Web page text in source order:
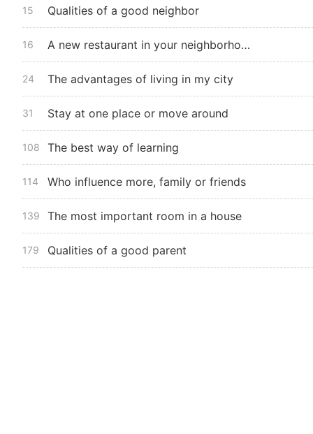
15 Qualities of a good neighbor
16 A new restaurant in your neighborhood
24 The advantages of living in my city
31 Stay at one place or move around
108 The best way of learning
114 Who influence more, family or friends
139 The most important room in a house
179 Qualities of a good parent